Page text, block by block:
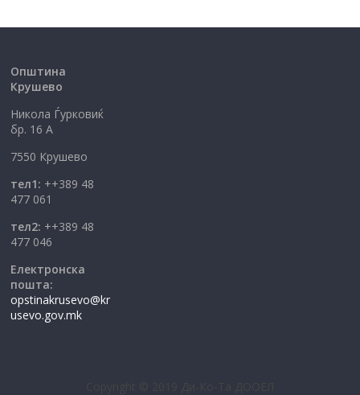
Општина
Крушево
Никола Ѓурковиќ
бр. 16 А
7550 Крушево
тел1: ++389 48
477 061
тел2: ++389 48
477 046
Електронска
пошта:
opstinakrusevo@kr
usevo.gov.mk